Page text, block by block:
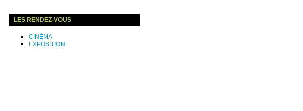
LES RENDEZ-VOUS
CINÉMA
EXPOSITION